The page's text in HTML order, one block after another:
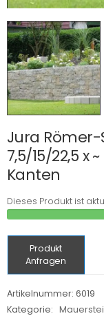
Jura
7,5/15/22,5 x
Kanten
Dieses Produkt ist
Produkt
Anfragen
Artikelnummer: 6019
Kategorie: